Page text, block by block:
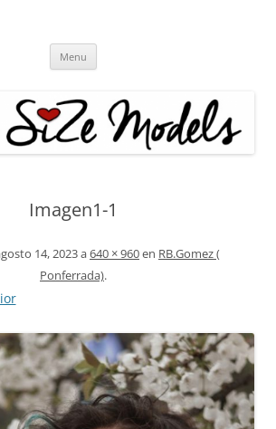
Models
Menu
Imagen1-1
14, 2023a640 × 960en RB.Gomez (
Ponferrada).